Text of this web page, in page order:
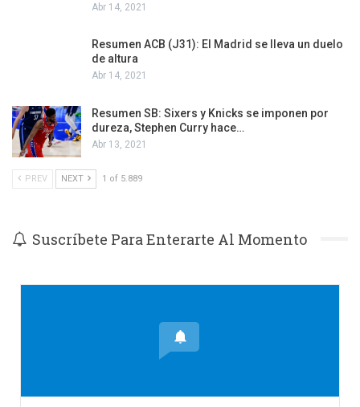
Abr 14, 2021
Resumen ACB (J31): El Madrid se lleva un duelo
de altura
Abr 14, 2021
Resumen SB: Sixers y Knicks se imponen por
dureza, Stephen Curry hace…
Abr 13, 2021
PREV NEXT 1 of 5.889
Suscríbete Para Enterarte Al Momento